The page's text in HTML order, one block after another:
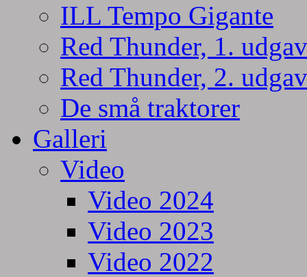
ILL Tempo Gigante
Red Thunder, 1.
Red Thunder, 2.
De små traktorer
Galleri
Video
Video 2024
Video 2023
Video 2022